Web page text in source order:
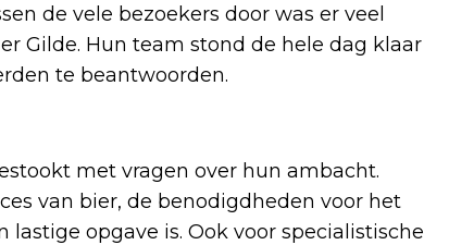
de vele bezoekers door was er veel
Gilde. Hun team stond de hele dag klaar
te beantwoorden.
met vragen over hun ambacht.
van bier, de benodigdheden voor het
opgave is. Ook voor specialistische